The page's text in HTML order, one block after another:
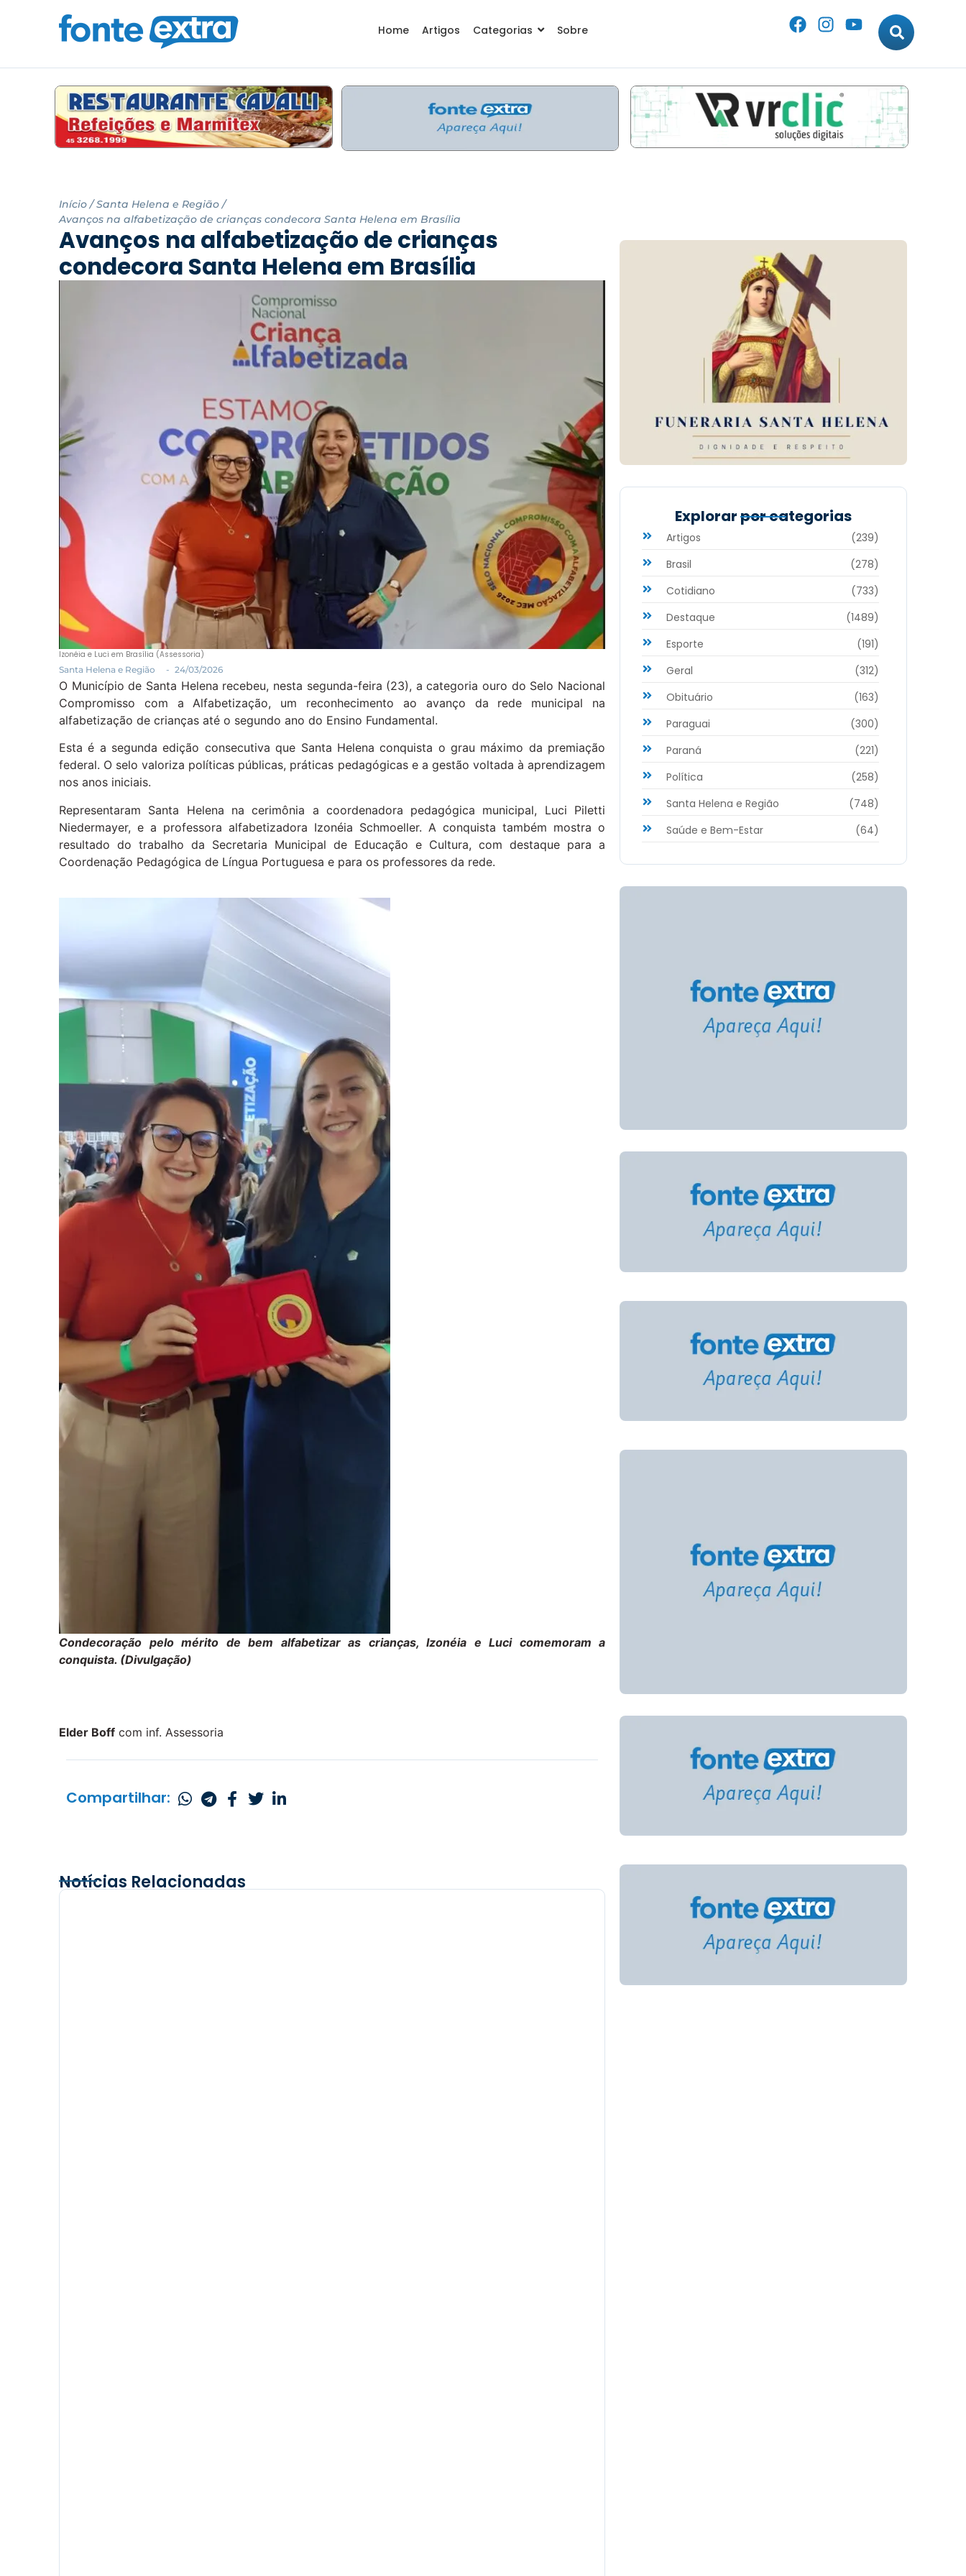
Home Artigos Categorias Sobre
Início / Santa Helena e Região /
Avanços na alfabetização de crianças condecora Santa Helena em Brasília
Avanços na alfabetização de crianças
condecora Santa Helena em Brasília
Izonéia e Luci em Brasília (Assessoria)
Santa Helena e Região
- 24/03/2026
O Município de Santa Helena recebeu, nesta segunda-feira (23), a categoria ouro do Selo Nacional
Compromisso com a Alfabetização, um reconhecimento ao avanço da rede municipal na
alfabetização de crianças até o segundo ano do Ensino Fundamental.
Esta é a segunda edição consecutiva que Santa Helena conquista o grau máximo da premiação
federal. O selo valoriza políticas públicas, práticas pedagógicas e a gestão voltada à aprendizagem
nos anos iniciais.
Representaram Santa Helena na cerimônia a coordenadora pedagógica municipal, Luci Piletti
Niedermayer, e a professora alfabetizadora Izonéia Schmoeller. A conquista também mostra o
resultado do trabalho da Secretaria Municipal de Educação e Cultura, com destaque para a
Coordenação Pedagógica de Língua Portuguesa e para os professores da rede.
Condecoração pelo mérito de bem alfabetizar as crianças, Izonéia e Luci comemoram a
conquista. (Divulgação)
Elder Boff com inf. Assessoria
Compartilhar:
Notícias Relacionadas
Explorar por categorias
Artigos
(239)
Brasil
(278)
Cotidiano
(733)
Destaque
(1489)
Esporte
(191)
Geral
(312)
Obituário
(163)
Paraguai
(300)
Paraná
(221)
Política
(258)
Santa Helena e Região
(748)
Saúde e Bem-Estar
(64)